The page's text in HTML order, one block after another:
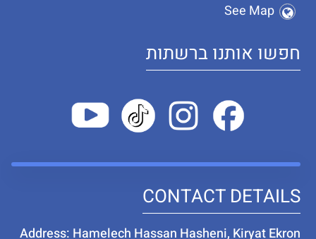
See Map
חפשו אותנו ברשתות
CONTACT DETAILS
Address: Hamelech Hassan Hasheni, Kiryat Ekron